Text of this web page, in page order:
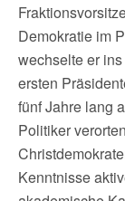
Demokratie im
wechselte er
ersten
fünf Jahre lang
Politiker
Kenntnisse